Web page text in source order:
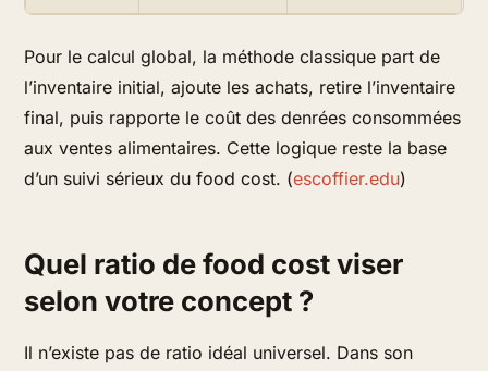
Pour le calcul global, la méthode classique part de
l’inventaire initial, ajoute les achats, retire l’inventaire
final, puis rapporte le coût des denrées consommées
aux ventes alimentaires. Cette logique reste la base
d’un suivi sérieux du food cost. (escoffier.edu)
Quel ratio de food cost viser
selon votre concept ?
Il n’existe pas de ratio idéal universel. Dans son